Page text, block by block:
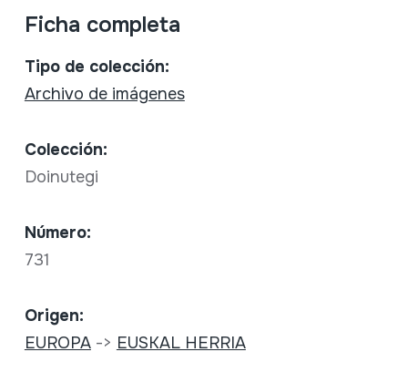
Ficha completa
Tipo de colección:
Archivo de imágenes
Colección:
Doinutegi
Número:
731
Origen:
EUROPA-> EUSKAL HERRIA